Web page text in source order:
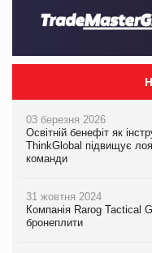
03 березня 2026
Освітній бенефіт як
ThinkGlobal підвищує
команди
31 жовтня 2024
Компанія Rarog Tactical
бронеплити